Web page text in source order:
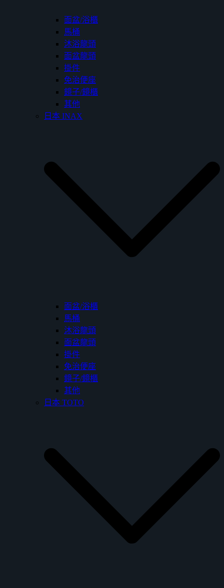
面盆/浴櫃
馬桶
沐浴龍頭
面盆龍頭
掛件
免治便座
鏡子/鏡櫃
其他
日本 INAX
面盆/浴櫃
馬桶
沐浴龍頭
面盆龍頭
掛件
免治便座
鏡子/鏡櫃
其他
日本 TOTO